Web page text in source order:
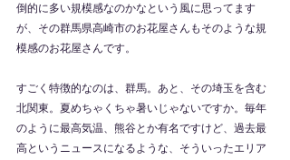
倒的に多い規模感なのかなという風に思ってます
が、その群馬県高崎市のお花屋さんもそのような規
模感のお花屋さんです。
すごく特徴的なのは、群馬。あと、その埼玉を含む
北関東。夏めちゃくちゃ暑いじゃないですか。毎年
のように最高気温、熊谷とか有名ですけど、過去最
高というニュースになるような、そういったエリア